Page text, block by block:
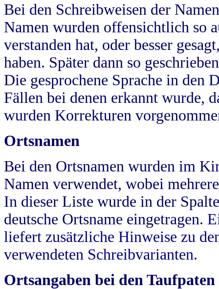
Bei den Schreibweisen der
Namen wurden offensichtlich so
verstanden hat, oder besser
haben. Später dann so
Die gesprochene Sprache in
Fällen bei denen erkannt wurde,
wurden Korrekturen
Ortsnamen
Bei den Ortsnamen wurden im
Namen verwendet, wobei
In dieser Liste wurde in der
deutsche Ortsname eingetragen.
liefert zusätzliche Hinweise zu
verwendeten Schreibvarianten.
Ortsangaben bei den Taufpaten